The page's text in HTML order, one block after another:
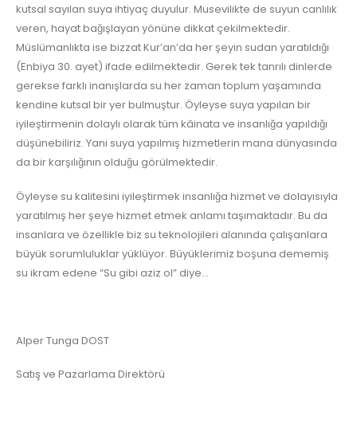
kutsal sayılan suya ihtiyaç duyulur. Musevilikte de suyun canlılık
veren, hayat bağışlayan yönüne dikkat çekilmektedir.
Müslümanlıkta ise bizzat Kur’an’da her şeyin sudan yaratıldığı
(Enbiya 30. ayet) ifade edilmektedir. Gerek tek tanrılı dinlerde
gerekse farklı inanışlarda su her zaman toplum yaşamında
kendine kutsal bir yer bulmuştur. Öyleyse suya yapılan bir
iyileştirmenin dolaylı olarak tüm kâinata ve insanlığa yapıldığı
düşünebiliriz. Yani suya yapılmış hizmetlerin mana dünyasında
da bir karşılığının olduğu görülmektedir.
Öyleyse su kalitesini iyileştirmek insanlığa hizmet ve dolayısıyla
yaratılmış her şeye hizmet etmek anlamı taşımaktadır. Bu da
insanlara ve özellikle biz su teknolojileri alanında çalışanlara
büyük sorumluluklar yüklüyor. Büyüklerimiz boşuna dememiş
su ikram edene “Su gibi aziz ol” diye…
Alper Tunga DOST
Satış ve Pazarlama Direktörü